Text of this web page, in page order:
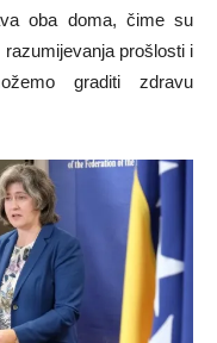
oba doma, čime su
prošlosti i
graditi zdravu